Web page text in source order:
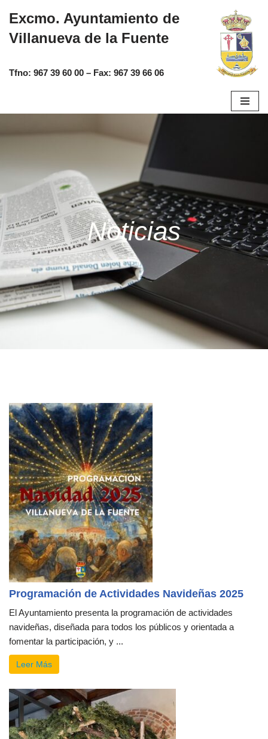
Saltar
al
Excmo. Ayuntamiento de
Villanueva de la Fuente
Tfno: 967 39 60 00 – Fax: 967 39 66 06
Noticias
Programación de Actividades Navideñas 2025
El Ayuntamiento presenta la programación de actividades
navideñas, diseñada para todos los públicos y orientada a
fomentar la participación, y ...
Leer Más